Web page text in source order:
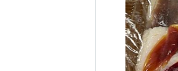
作者:
出
発
メ
購
こ